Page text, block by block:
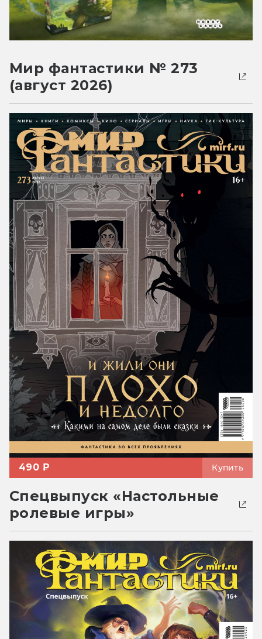
Мир фантастики № 273
(август 2026)
490 ₽ Купить
Спецвыпуск «Настольные
ролевые игры»